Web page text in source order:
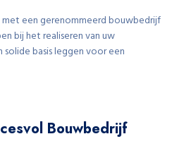
een gerenommeerd bouwbedrijf
bij het realiseren van uw
solide basis leggen voor een
Bouwbedrijf